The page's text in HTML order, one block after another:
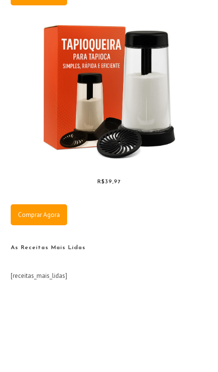
R$39,97
Comprar Agora
As Receitas Mais Lidas
[receitas_mais_lidas]